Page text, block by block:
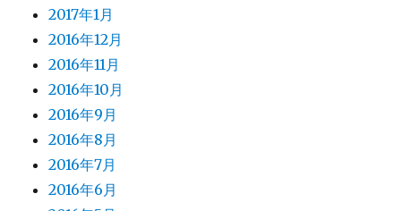
2017年1月
2016年12月
2016年11月
2016年10月
2016年9月
2016年8月
2016年7月
2016年6月